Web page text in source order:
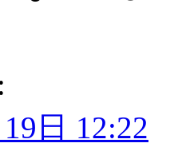
日 12:22